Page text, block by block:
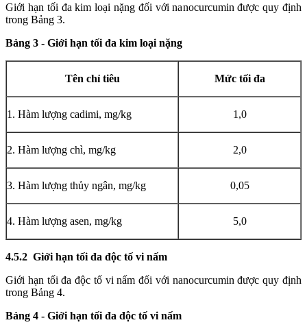
Giới hạn tối đa kim loại nặng đối với nanocurcumin được quy định
trong Bảng 3.
Bảng 3 - Giới hạn tối đa kim loại nặng
Tên chỉ tiêu Mức tối đa
1. Hàm lượng cadimi, mg/kg 1 ,0
2. Hàm lượng chì, mg/kg 2,0
3. Hàm lượng thủy ngân, mg/kg 0,05
4. Hàm lượng asen, mg/kg 5,0
4.5.2 Giới hạn tối đa độc tố vi nấm
Giới hạn tối đa độc tố vi nấm đối với nanocurcumin được quy định
trong Bảng 4.
Bảng 4 - Giới hạn tối đa độc tố vi nấm